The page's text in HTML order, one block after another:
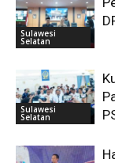
Sulawesi
Selatan
Sulawesi
Selatan